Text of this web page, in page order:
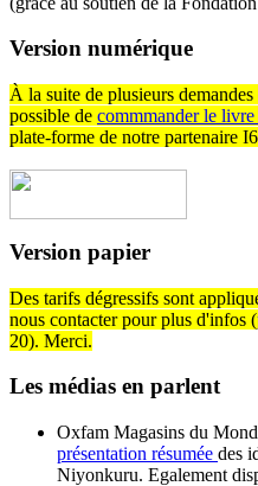
Version numérique
À la suite de plusieurs
possible de commmander le
plate-forme de notre partenaire
Version papier
Des tarifs dégressifs sont
nous contacter pour plus d'infos (
20). Merci.
Les médias en parlent
Oxfam Magasins du
présentation résumée des
Niyonkuru. Egalement